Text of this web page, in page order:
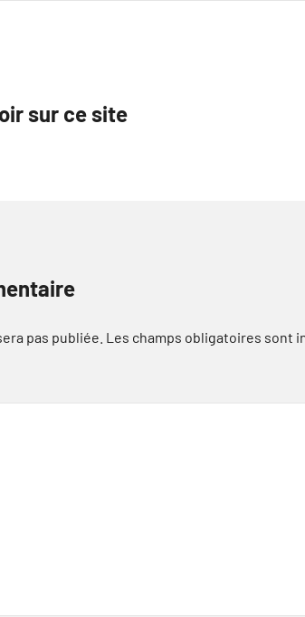
sur ce site
pas publiée. Les champs obligatoires sont